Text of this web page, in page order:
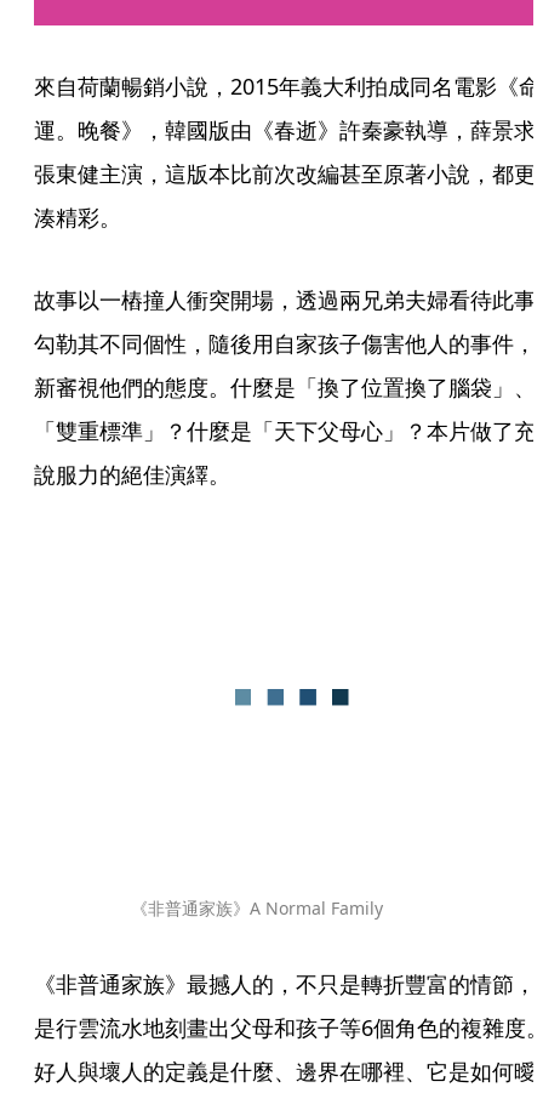
來自荷蘭暢銷小說，2015年義大利拍成同名電影《命
運。晚餐》，韓國版由《春逝》許秦豪執導，薛景求
張東健主演，這版本比前次改編甚至原著小說，都更
湊精彩。
故事以一樁撞人衝突開場，透過兩兄弟夫婦看待此事
勾勒其不同個性，隨後用自家孩子傷害他人的事件，
新審視他們的態度。什麼是「換了位置換了腦袋」、
「雙重標準」？什麼是「天下父母心」？本片做了充
說服力的絕佳演繹。
《非普通家族》A Normal Family
《非普通家族》最撼人的，不只是轉折豐富的情節，
是行雲流水地刻畫出父母和孩子等6個角色的複雜度
好人與壞人的定義是什麼、邊界在哪裡、它是如何曖